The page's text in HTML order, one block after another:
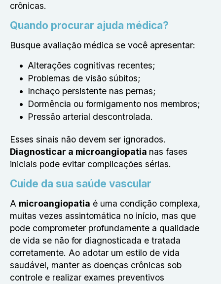
crônicas.
Quando procurar ajuda médica?
Busque avaliação médica se você apresentar:
Alterações cognitivas recentes;
Problemas de visão súbitos;
Inchaço persistente nas pernas;
Dormência ou formigamento nos membros;
Pressão arterial descontrolada.
Esses sinais não devem ser ignorados.
Diagnosticar a microangiopatia nas fases
iniciais pode evitar complicações sérias.
Cuide da sua saúde vascular
A microangiopatia é uma condição complexa,
muitas vezes assintomática no início, mas que
pode comprometer profundamente a qualidade
de vida se não for diagnosticada e tratada
corretamente. Ao adotar um estilo de vida
saudável, manter as doenças crônicas sob
controle e realizar exames preventivos